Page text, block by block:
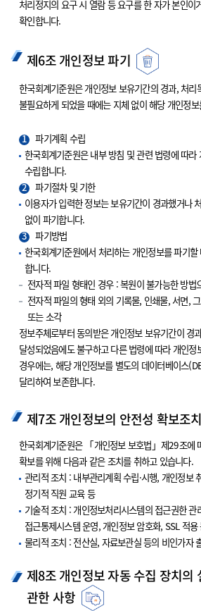
처리정지의 요구 시 열람 등 요구를 한 자가 본인이
확인합니다.
제6조 개인정보 파기
한국회계기준원은 개인정보 보유기간의 경과, 처리
불필요하게 되었을 때에는 지체 없이 해당 개인정
1
파기계획 수립
한국회계기준원은 내부 방침 및 관련 법령에 따라
수립합니다.
2
파기절차 및 기한
이용자가 입력한 정보는 보유기간이 경과했거나
없이 파기합니다.
3
파기방법
한국회계기준원에서 처리하는 개인정보를 파기할
합니다.
전자적 파일 형태인 경우 : 복원이 불가능한 방법
전자적 파일의 형태 외의 기록물, 인쇄물, 서면,
또는 소각
정보주체로부터 동의받은 개인정보 보유기간이 경
달성되었음에도 불구하고 다른 법령에 따라 개인정
경우에는, 해당 개인정보를 별도의 데이터베이스
달리하여 보존합니다.
제7조 개인정보의 안전성 확보조치
한국회계기준원은 「개인정보 보호법」제29조에
확보를 위해 다음과 같은 조치를 취하고 있습니다.
관리적 조치 : 내부관리계획 수립·시행, 개인정보
정기적 직원 교육 등
기술적 조치 : 개인정보처리시스템의 접근권한 관
접근통제시스템 운영, 개인정보 암호화, SSL 적용
물리적 조치 : 전산실, 자료보관실 등의 비인가자
제8조 개인정보 자동 수집 장치의
관한 사항